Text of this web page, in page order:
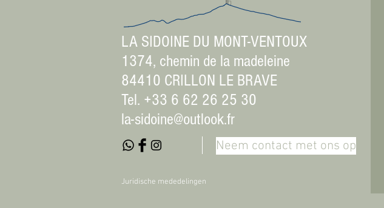
LA SIDOINE DU MONT-VENTOUX
1374, chemin de la madeleine
84410 CRILLON LE BRAVE
Tel. +33 6 62 26 25 30
la-sidoine@outlook.fr
Neem contact met ons op
Juridische mededelingen